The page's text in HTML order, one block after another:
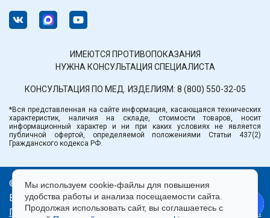
ИМЕЮТСЯ ПРОТИВОПОКАЗАНИЯ
НУЖНА КОНСУЛЬТАЦИЯ СПЕЦИАЛИСТА
КОНСУЛЬТАЦИЯ ПО МЕД. ИЗДЕЛИЯМ: 8 (800) 550-32-05
*Вся представленная на сайте информация, касающаяся технических
характеристик, наличия на складе, стоимости товаров, носит
информационный характер и ни при каких условиях не является
публичной офертой, определяемой положениями Статьи 437(2)
Гражданского кодекса РФ.
© ООО «Медтехника» РБ.
Все права защищены 2026.
Политика конфиденциальности| Правила пользования
Мы используем cookie-файлы для повышения
удобства работы и анализа посещаемости сайта.
Продолжая использовать сайт, вы соглашаетесь с